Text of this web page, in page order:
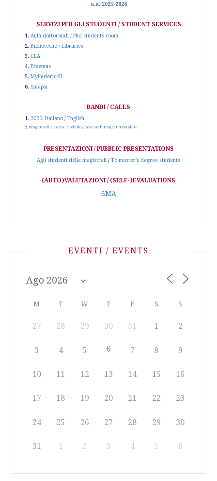
a.a. 2025-2026
SERVIZI PER GLI STUDENTI / STUDENT SERVICES
1. Aula dottorandi / Phd students room
2. Biblioteche / Libraries
3. CLA
4. Erasmus
5. MyFedericoII
6. Sinapsi
BANDI / CALLS
1. 2026: Italiano / English
2. Progetto di ricerca: modello /Research Project: Template
PRESENTAZIONI / PUBBLIC PRESENTATIONS
Agli studenti delle magistrali / To master's degree students
(AUTO)VALUTAZIONI / (SELF-)EVALUATIONS
SMA
EVENTI / EVENTS
M T W T F S S
27 28 29 30 31 1 2
3 4 5 6 7 8 9
10 11 12 13 14 15 16
17 18 19 20 21 22 23
24 25 26 27 28 29 30
31 1 2 3 4 5 6